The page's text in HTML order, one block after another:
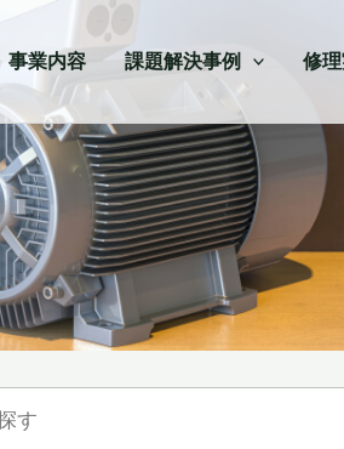
事業内容 課題解決事例 修